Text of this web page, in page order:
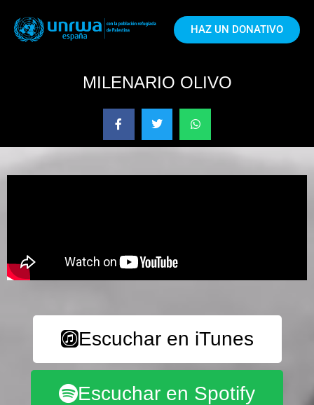
HAZ UN DONATIVO
MILENARIO OLIVO
Escuchar en iTunes
Escuchar en Spotify